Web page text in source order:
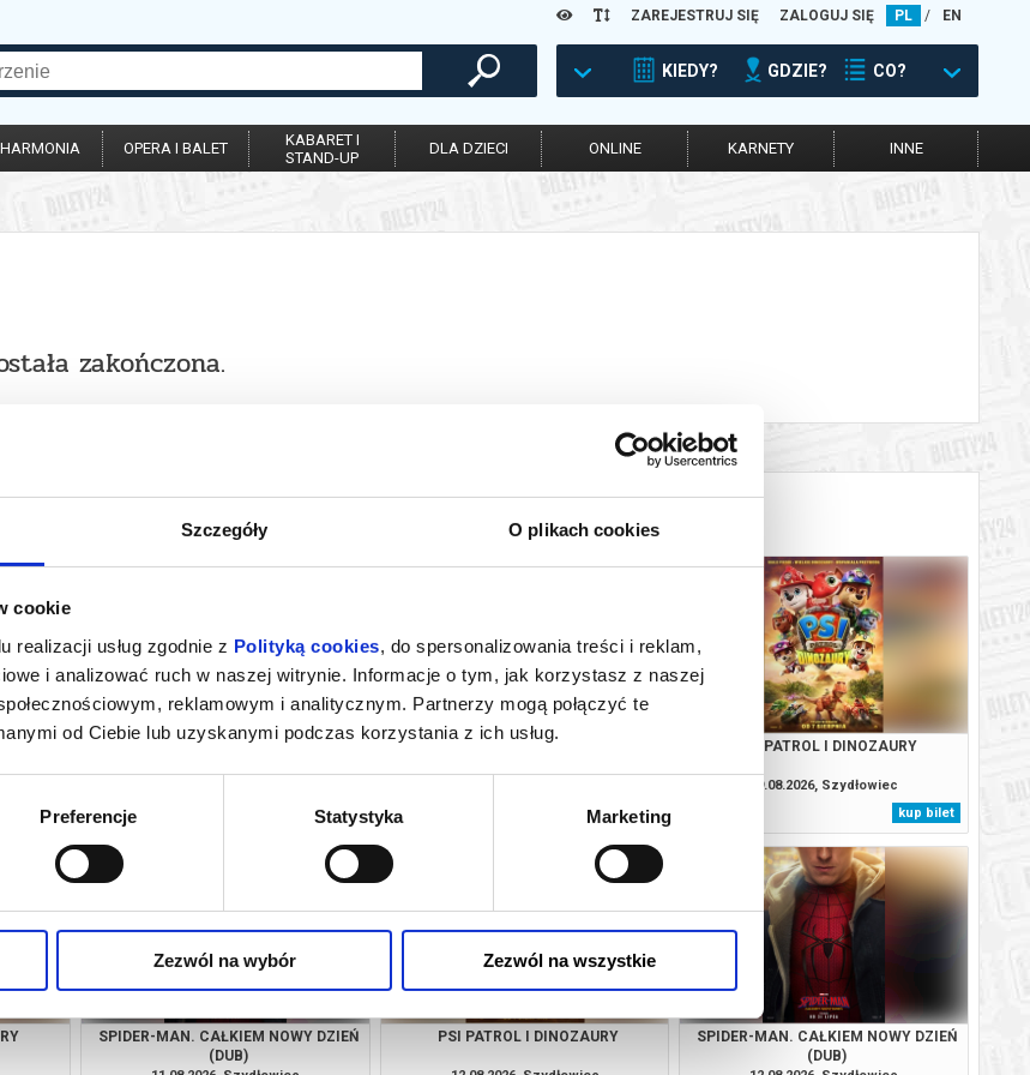
Szczegóły O plikach cookies
cookie
realizacji usług zgodnie z Polityką cookies, do spersonalizowania treści i reklam,
i analizować ruch w naszej witrynie. Informacje o tym, jak korzystasz z naszej
reklamowym i analitycznym. Partnerzy mogą połączyć te
od Ciebie lub uzyskanymi podczas korzystania z ich usług.
Preferencje Statystyka Marketing
Zezwól na wybór Zezwól na wszystkie
ZAREJESTRUJ SIĘ ZALOGUJ SIĘ PL / EN
KIEDY? GDZIE? CO?
OPERA I BALET
KABARET I
STAND-UP
DLA DZIECI ONLINE KARNETY INNE
zakończona.
DZIEŃ
kup bilet
PSI PATROL I DINOZAURY
kup bilet
SPIDER-MAN. CAŁKIEM NOWY DZIEŃ
kup bilet
PSI PATROL I DINOZAURY
09.08.2026, Szydłowiec
kup bilet
SPIDER-MAN. CAŁKIEM NOWY DZIEŃ
(DUB)
PSI PATROL I DINOZAURY
SPIDER-MAN. CAŁKIEM NOWY DZIEŃ
(DUB)